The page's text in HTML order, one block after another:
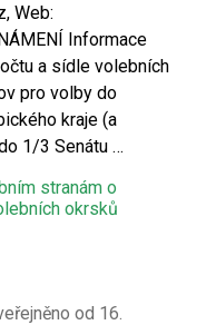
Web:
Informace
a sídle volebních
pro volby do
kraje (a
1/3 Senátu …
stranám o
okrsků
od 16.